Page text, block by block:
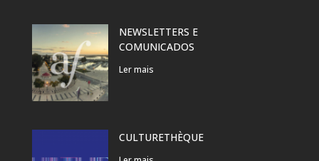
NEWSLETTERS E
COMUNICADOS
Ler mais
CULTURETHÈQUE